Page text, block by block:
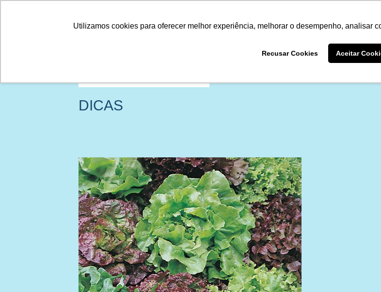
Utilizamos cookies para oferecer melhor experiência, melhorar o desempenho, analisar
Recusar Cookies Aceitar
DICAS